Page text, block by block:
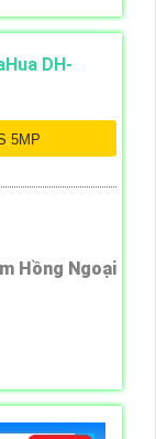
5MP
Hồng Ngoại